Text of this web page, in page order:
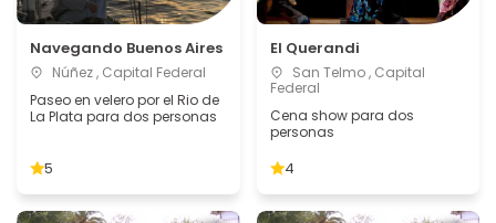
Navegando Buenos Aires
Núñez , Capital Federal
Paseo en velero por el Rio de
La Plata para dos personas
5
El Querandi
San Telmo , Capital
Federal
Cena show para dos
personas
4